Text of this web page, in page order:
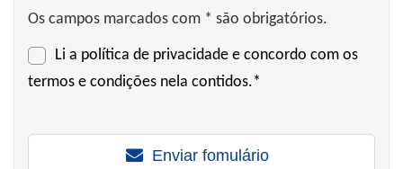
Os campos marcados com * são obrigatórios.
Li a política de privacidade e concordo com os
termos e condições nela contidos.*
Enviar fomulário